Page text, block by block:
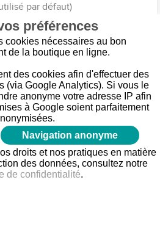
par défaut)
existent aussi en version
est utilisable avec les
Tracking, EasyReco,
etc..
ce guide au format PDF
préférences
cookies nécessaires au bon
de la boutique en ligne.
des cookies afin d'effectuer des
(via Google Analytics). Si vous le
anonyme votre adresse IP afin
à Google soient parfaitement
Navigation anonyme
droits et nos pratiques en matière
des données, consultez notre
de confidentialité.